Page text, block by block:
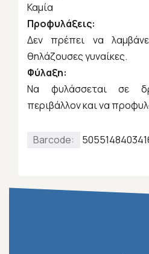
Καμία
Προφυλάξεις:
Δεν πρέπει να
θηλάζουσες γυναίκες.
Φύλαξη:
Να φυλάσσεται σε
περιβάλλον και να
Barcode: